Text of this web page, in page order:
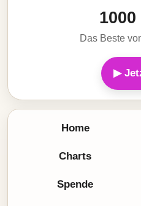
1000
Das Beste
▶
Home
Charts
Spende